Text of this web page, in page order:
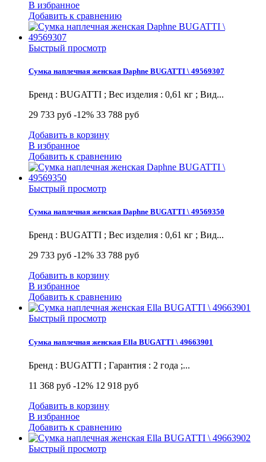
В избранное
Добавить к сравнению
Быстрый просмотр
Сумка наплечная женская Daphne BUGATTI \ 49569307
Бренд : BUGATTI ; Вес изделия : 0,61 кг ; Вид...
29 733 руб -12% 33 788 руб
Добавить в корзину
В избранное
Добавить к сравнению
Быстрый просмотр
Сумка наплечная женская Daphne BUGATTI \ 49569350
Бренд : BUGATTI ; Вес изделия : 0,61 кг ; Вид...
29 733 руб -12% 33 788 руб
Добавить в корзину
В избранное
Добавить к сравнению
Быстрый просмотр
Сумка наплечная женская Ella BUGATTI \ 49663901
Бренд : BUGATTI ; Гарантия : 2 года ;...
11 368 руб -12% 12 918 руб
Добавить в корзину
В избранное
Добавить к сравнению
Быстрый просмотр